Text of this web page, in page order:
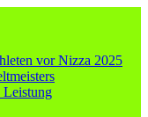
vor Nizza 2025
Leistung